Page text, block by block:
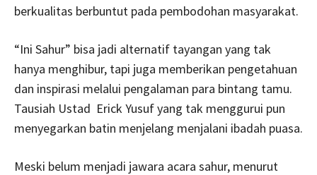
berkualitas berbuntut pada pembodohan masyarakat.
“Ini Sahur” bisa jadi alternatif tayangan yang tak
hanya menghibur, tapi juga memberikan pengetahuan
dan inspirasi melalui pengalaman para bintang tamu.
Tausiah Ustad Erick Yusuf yang tak menggurui pun
menyegarkan batin menjelang menjalani ibadah puasa.
Meski belum menjadi jawara acara sahur, menurut